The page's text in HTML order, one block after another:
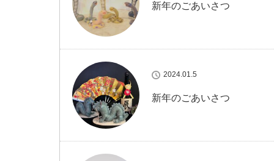
新年のごあいさつ
2024.01.5
新年のごあいさつ